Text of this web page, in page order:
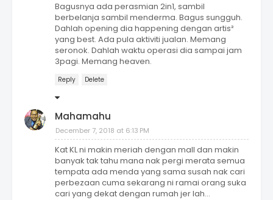
Bagusnya ada perasmian 2in1, sambil
berbelanja sambil menderma. Bagus sungguh.
Dahlah opening dia happening dengan artis²
yang best. Ada pula aktiviti jualan. Memang
seronok. Dahlah waktu operasi dia sampai jam
3pagi. Memang heaven.
Reply Delete
Mahamahu
December 7, 2018 at 6:13 PM
Kat KL ni makin meriah dengan mall dan makin
banyak tak tahu mana nak pergi merata semua
tempata ada menda yang sama susah nak cari
perbezaan cuma sekarang ni ramai orang suka
cari yang dekat dengan rumah jer lah...